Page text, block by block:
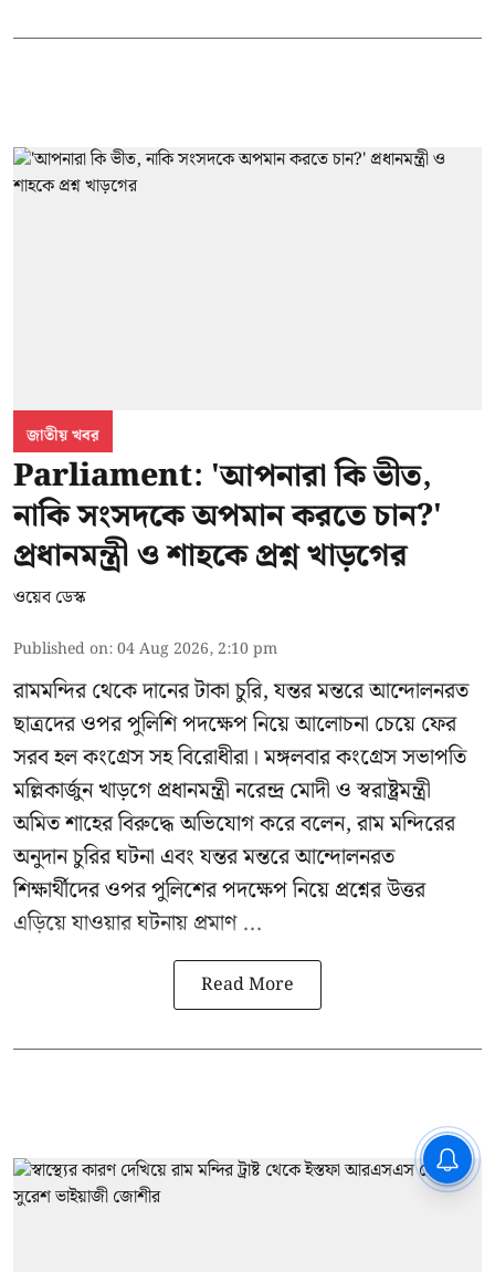
জাতীয় খবর
Parliament: 'আপনারা কি ভীত,
নাকি সংসদকে অপমান করতে চান?'
প্রধানমন্ত্রী ও শাহকে প্রশ্ন খাড়গের
ওয়েব ডেস্ক
Published on:04 Aug 2026, 2:10 pm
রামমন্দির থেকে দানের টাকা চুরি, যন্তর মন্তরে আন্দোলনরত
ছাত্রদের ওপর পুলিশি পদক্ষেপ নিয়ে আলোচনা চেয়ে ফের
সরব হল কংগ্রেস সহ বিরোধীরা। মঙ্গলবার কংগ্রেস সভাপতি
মল্লিকার্জুন খাড়গে প্রধানমন্ত্রী নরেন্দ্র মোদী ও স্বরাষ্ট্রমন্ত্রী
অমিত শাহের বিরুদ্ধে অভিযোগ করে বলেন, রাম মন্দিরের
অনুদান চুরির ঘটনা এবং যন্তর মন্তরে আন্দোলনরত
শিক্ষার্থীদের ওপর পুলিশের পদক্ষেপ নিয়ে প্রশ্নের উত্তর
এড়িয়ে যাওয়ার ঘটনায় প্রমাণ ...
Read More
ভোট ঘোষণার প্রতিবাদ - আদালতের